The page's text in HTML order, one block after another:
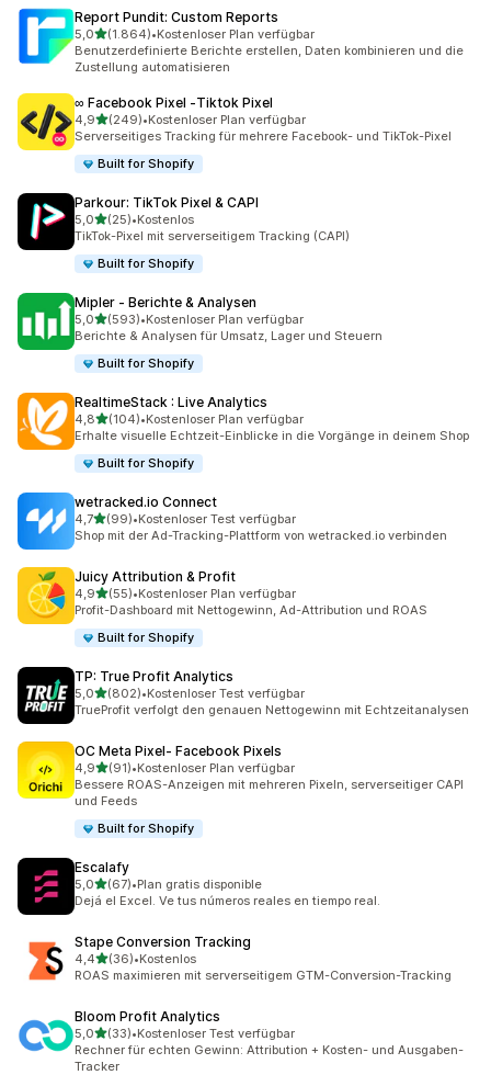
Report Pundit: Custom Reports
5,0von 5 Sternen
(1.864)
1864 Rezensionen insgesamt
•Kostenloser Plan verfügbar
Benutzerdefinierte Berichte erstellen, Daten kombinieren und die
Zustellung automatisieren
∞ Facebook Pixel ‑Tiktok Pixel
4,9von 5 Sternen
(249)
249 Rezensionen insgesamt
•Kostenloser Plan verfügbar
Serverseitiges Tracking für mehrere Facebook- und TikTok-Pixel
Built for Shopify
Parkour: TikTok Pixel & CAPI
5,0von 5 Sternen
(25)
25 Rezensionen insgesamt
•Kostenlos
TikTok-Pixel mit serverseitigem Tracking (CAPI)
Built for Shopify
Mipler ‑ Berichte & Analysen
5,0von 5 Sternen
(593)
593 Rezensionen insgesamt
•Kostenloser Plan verfügbar
Berichte & Analysen für Umsatz, Lager und Steuern
Built for Shopify
RealtimeStack : Live Analytics
4,8von 5 Sternen
(104)
104 Rezensionen insgesamt
•Kostenloser Plan verfügbar
Erhalte visuelle Echtzeit-Einblicke in die Vorgänge in deinem Shop
Built for Shopify
wetracked.io Connect
4,7von 5 Sternen
(99)
99 Rezensionen insgesamt
•Kostenloser Test verfügbar
Shop mit der Ad-Tracking-Plattform von wetracked.io verbinden
Juicy Attribution & Profit
4,9von 5 Sternen
(55)
55 Rezensionen insgesamt
•Kostenloser Plan verfügbar
Profit-Dashboard mit Nettogewinn, Ad-Attribution und ROAS
Built for Shopify
TP: True Profit Analytics
5,0von 5 Sternen
(802)
802 Rezensionen insgesamt
•Kostenloser Test verfügbar
TrueProfit verfolgt den genauen Nettogewinn mit Echtzeitanalysen
OC Meta Pixel‑ Facebook Pixels
4,9von 5 Sternen
(91)
91 Rezensionen insgesamt
•Kostenloser Plan verfügbar
Bessere ROAS-Anzeigen mit mehreren Pixeln, serverseitiger CAPI
und Feeds
Built for Shopify
Escalafy
5,0von 5 Sternen
(67)
67 Rezensionen insgesamt
•Plan gratis disponible
Dejá el Excel. Ve tus números reales en tiempo real.
Stape Conversion Tracking
4,4von 5 Sternen
(36)
36 Rezensionen insgesamt
•Kostenlos
ROAS maximieren mit serverseitigem GTM-Conversion-Tracking
Bloom Profit Analytics
5,0von 5 Sternen
(33)
33 Rezensionen insgesamt
•Kostenloser Test verfügbar
Rechner für echten Gewinn: Attribution + Kosten- und Ausgaben-
Tracker